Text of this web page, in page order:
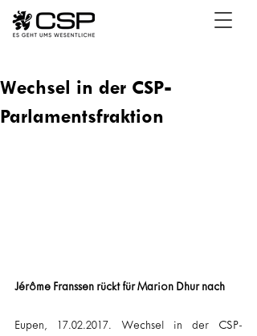
Wechsel in der CSP-
Parlamentsfraktion
Jérôme Franssen rückt für Marion Dhur nach
Eupen, 17.02.2017. Wechsel in der CSP-